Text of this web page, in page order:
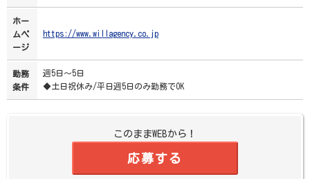
ホー
ムペ
ージ
https://www.willagency.co.jp
勤務
条件
週5日～5日
◆土日祝休み/平日週5日のみ勤務でOK
このままWEBから！
応募する